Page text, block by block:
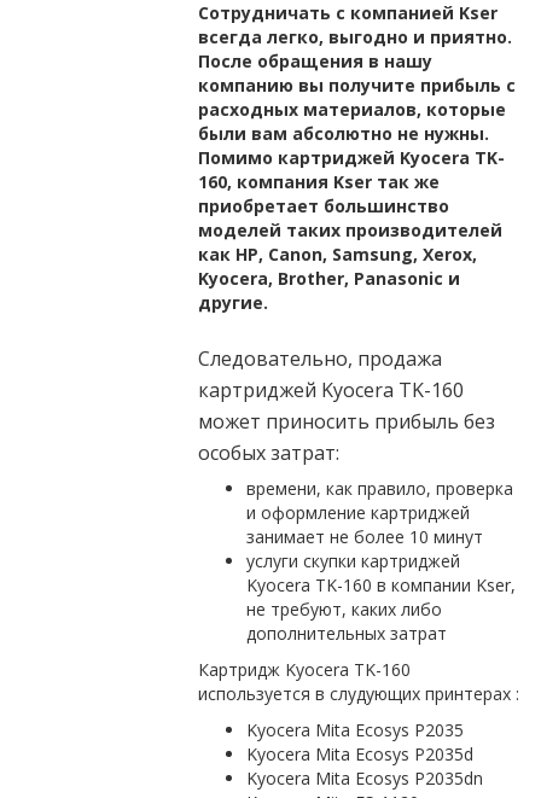
Сотрудничать с компанией Kser
всегда легко, выгодно и приятно.
После обращения в нашу
компанию вы получите прибыль с
расходных материалов, которые
были вам абсолютно не нужны.
Помимо картриджей Kyocera TK-
160, компания Kser так же
приобретает большинство
моделей таких производителей
как HP, Canon, Samsung, Xerox,
Kyocera, Brother, Panasonic и
другие.
Следовательно, продажа
картриджей Kyocera TK-160
может приносить прибыль без
особых затрат:
времени, как правило, проверка
и оформление картриджей
занимает не более 10 минут
услуги скупки картриджей
Kyocera TK-160 в компании Kser,
не требуют, каких либо
дополнительных затрат
Картридж Kyocera TK-160
используется в слудующих принтерах :
Kyocera Mita Ecosys P2035
Kyocera Mita Ecosys P2035d
Kyocera Mita Ecosys P2035dn